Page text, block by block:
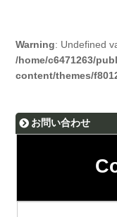
Warning: Undefined
/home/c6471263/
content/themes/
お問い合わせ